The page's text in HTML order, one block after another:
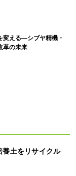
変える―シブヤ精機・
革の未来
土をリサイクル